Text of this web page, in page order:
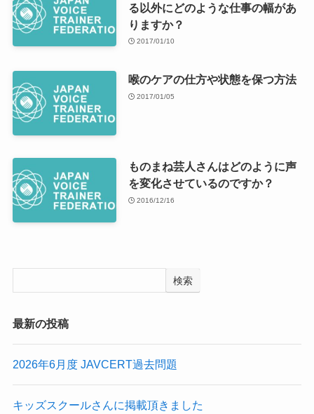
る以外にどのような仕事の幅があ
りますか？
2017/01/10
喉のケアの仕方や状態を保つ方法
2017/01/05
ものまね芸人さんはどのように声
を変化させているのですか？
2016/12/16
検索
最新の投稿
2026年6月度 JAVCERT過去問題
キッズスクールさんに掲載頂きました